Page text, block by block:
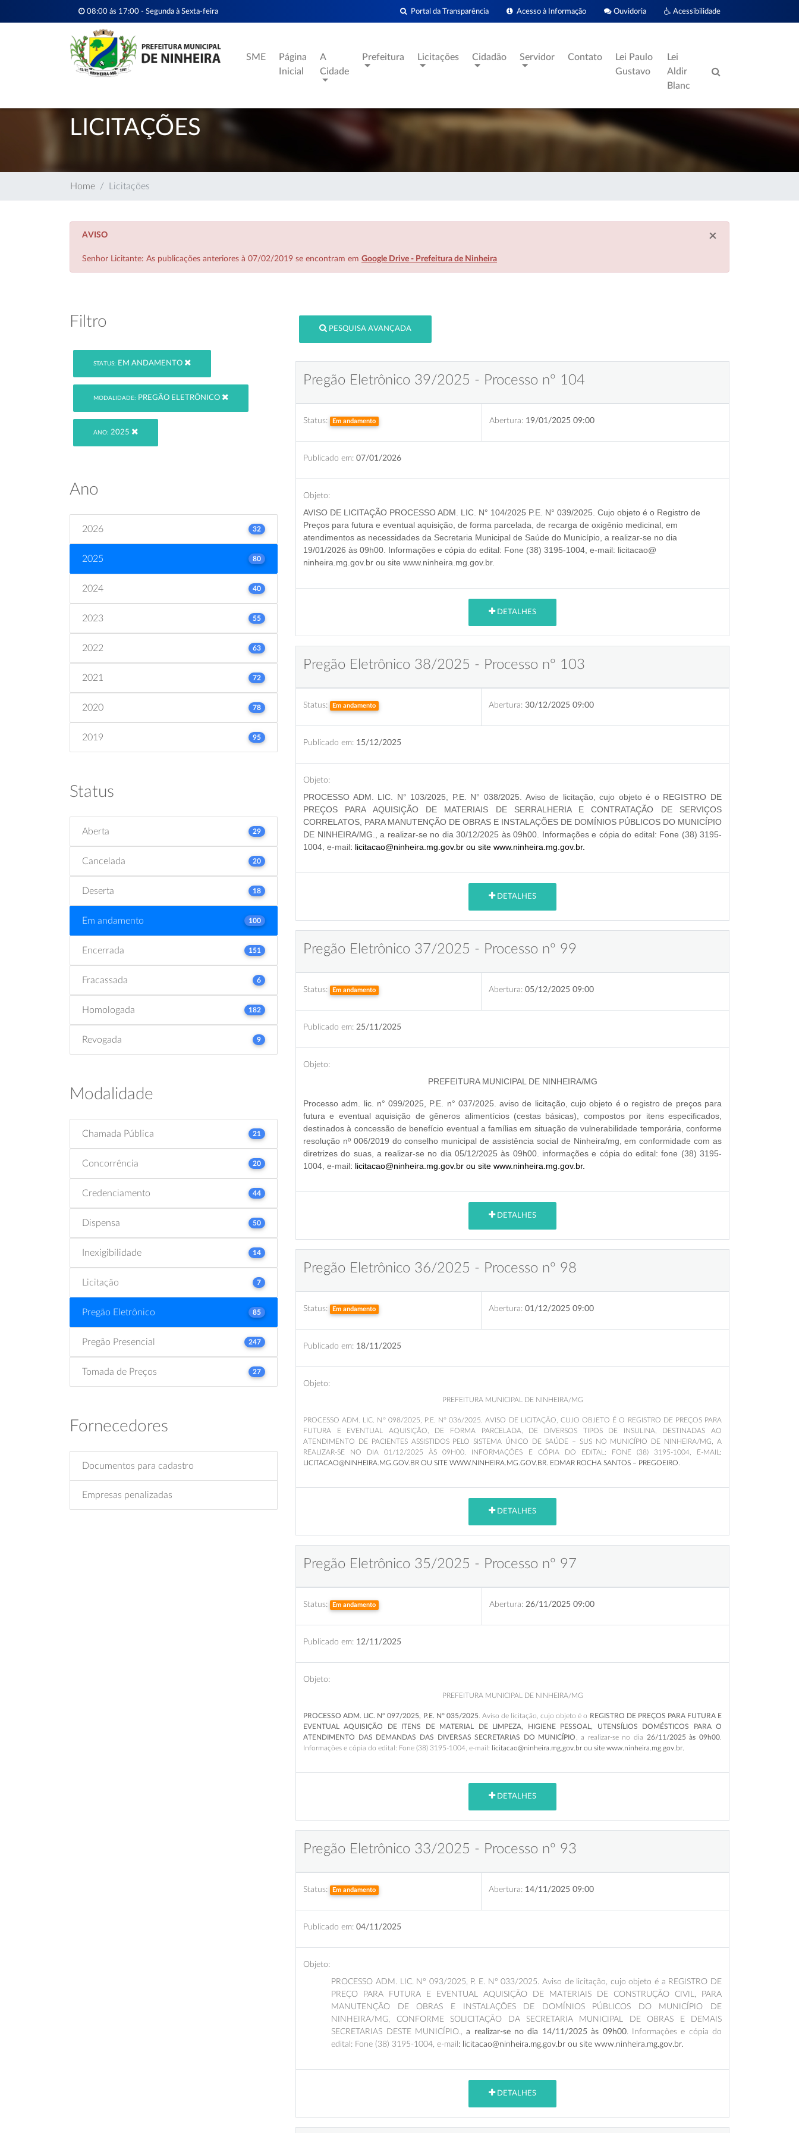
08:00 ás 17:00 - Segunda à Sexta-feira Acessibilidade
Ouvidoria
Acesso à Informação
Portal da Transparência
SME
Página
Inicial
A
Cidade
Prefeitura Licitações Cidadão Servidor Contato
Lei Paulo
Gustavo
Lei
Aldir
Blanc
LICITAÇÕES
Home Licitações
×
AVISO
Senhor Licitante: As publicações anteriores à 07/02/2019 se encontram em Google Drive - Prefeitura de Ninheira
Filtro
STATUS: EM ANDAMENTO
MODALIDADE: PREGÃO ELETRÔNICO
ANO: 2025
Ano
2026 32
2025 80
2024 40
2023 55
2022 63
2021 72
2020 78
2019 95
Status
Aberta 29
Cancelada 20
Deserta 18
Em andamento 100
Encerrada 151
Fracassada 6
Homologada 182
Revogada 9
Modalidade
Chamada Pública 21
Concorrência 20
Credenciamento 44
Dispensa 50
Inexigibilidade 14
Licitação 7
Pregão Eletrônico 85
Pregão Presencial 247
Tomada de Preços 27
Fornecedores
Documentos para cadastro
Empresas penalizadas
PESQUISA AVANÇADA
Pregão Eletrônico 39/2025 - Processo nº 104
Status: Em andamento Abertura: 19/01/2025 09:00
Publicado em: 07/01/2026
Objeto:
AVISO DE LICITAÇÃO PROCESSO ADM. LIC. N° 104/2025 P.E. N° 039/2025 . Cujo objeto é o Registro de
Preços para futura e eventual aquisição, de forma parcelada, de recarga de oxigênio medicinal, em
atendimentos as necessidades da Secretaria Municipal de Saúde do Município , a realizar-se no dia
19/01/2026 às 09h00 . Informações e cópia do edital: Fone (38) 3195-1004, e-mail: licitacao@
ninheira.mg.gov.br ou site www.ninheira.mg.gov.br.
DETALHES
Pregão Eletrônico 38/2025 - Processo nº 103
Status: Em andamento Abertura: 30/12/2025 09:00
Publicado em: 15/12/2025
Objeto:
PROCESSO ADM. LIC. N° 103/2025, P.E. N° 038/2025. Aviso de licitação, cujo objeto é o REGISTRO DE
PREÇOS PARA AQUISIÇÃO DE MATERIAIS DE SERRALHERIA E CONTRATAÇÃO DE SERVIÇOS
CORRELATOS, PARA MANUTENÇÃO DE OBRAS E INSTALAÇÕES DE DOMÍNIOS PÚBLICOS DO MUNICÍPIO
DE NINHEIRA/MG., a realizar-se no dia 30/12/2025 às 09h00. Informações e cópia do edital: Fone (38) 3195-
1004, e-mail: licitacao@ninheira.mg.gov.br ou site www.ninheira.mg.gov.br.
DETALHES
Pregão Eletrônico 37/2025 - Processo nº 99
Status: Em andamento Abertura: 05/12/2025 09:00
Publicado em: 25/11/2025
Objeto:
PREFEITURA MUNICIPAL DE NINHEIRA/MG
Processo adm. lic. n° 099/2025, P.E. n° 037/2025. aviso de licitação, cujo objeto é o registro de preços para
futura e eventualaquisição de gêneros alimentícios (cestas básicas) , compostos por itens especificados,
destinados à concessão de benefício eventuala famílias em situação de vulnerabilidade temporária, conforme
resolução nº 006/2019 do conselho municipal de assistência social de Ninheira/mg, em conformidade com as
diretrizes do suas, a realizar-se no dia 05/12/2025 às 09h00. informações e cópia do edital: fone (38) 3195-
1004, e-mail: licitacao@ninheira.mg.gov.br ou site www.ninheira.mg.gov.br.
DETALHES
Pregão Eletrônico 36/2025 - Processo nº 98
Status: Em andamento Abertura: 01/12/2025 09:00
Publicado em: 18/11/2025
Objeto:
PREFEITURA MUNICIPAL DE NINHEIRA/MG
PROCESSO ADM. LIC. N° 098/2025, P.E. N° 036/2025. AVISO DE LICITAÇÃO, CUJO OBJETO É O REGISTRO DE PREÇOS PARA
FUTURA E EVENTUAL AQUISIÇÃO, DE FORMA PARCELADA, DE DIVERSOS TIPOS DE INSULINA, DESTINADAS AO
ATENDIMENTO DE PACIENTES ASSISTIDOS PELO SISTEMA ÚNICO DE SAÚDE – SUS NO MUNICÍPIO DE NINHEIRA/MG ,A
REALIZAR-SE NO DIA 01/12/2025
ÀS 09H00. INFORMAÇÕES E CÓPIA DO EDITAL: FONE (38) 3195-1004, E-MAIL :
LICITACAO@NINHEIRA.MG.GOV.BR OU SITE WWW.NINHEIRA.MG.GOV.BR . EDMAR ROCHA SANTOS – PREGOEIRO.
DETALHES
Pregão Eletrônico 35/2025 - Processo nº 97
Status: Em andamento Abertura: 26/11/2025 09:00
Publicado em: 12/11/2025
Objeto:
PREFEITURA MUNICIPAL DE NINHEIRA/MG
PROCESSO ADM. LIC. N° 097/2025, P.E. N° 035/2025 . Aviso de licitação, cujo objeto é o REGISTRO DE PREÇOS PARA FUTURA E
EVENTUAL AQUISIÇÃO DE ITENS DE MATERIAL DE LIMPEZA, HIGIENE PESSOAL, UTENSÍLIOS DOMÉSTICOS PARA O
ATENDIMENTO DAS DEMANDAS DAS DIVERSAS SECRETARIAS DO MUNICÍPIO
,a realizar-se no dia 26/11/2025 às 09h00
Informações e cópia do edital: Fone (38) 3195-1004, e-mail: licitacao@ninheira.mg.gov.br ou site www.ninheira.mg.gov.br
DETALHES
Pregão Eletrônico 33/2025 - Processo nº 93
Status: Em andamento Abertura: 14/11/2025 09:00
Publicado em: 04/11/2025
Objeto:
PROCESSO ADM. LIC. N° 093/2025, P. E. N° 033/2025. Aviso de licitação, cujo objeto é a REGISTRO DE
PREÇO PARA FUTURA E EVENTUAL AQUISIÇÃO DE MATERIAIS DE CONSTRUÇÃO CIVIL, PARA
MANUTENÇÃO DE OBRAS E INSTALAÇÕES DE DOMÍNIOS PÚBLICOS DO MUNICÍPIO DE
NINHEIRA/MG, CONFORME SOLICITAÇÃO DA SECRETARIA MUNICIPAL DE OBRAS E DEMAIS
SECRETARIAS DESTE MUNICÍPIO.,a realizar-se no dia 14/11/2025 às 09h00. Informações e cópia do
edital: Fone (38) 3195-1004, e-mail : licitacao@ninheira.mg.gov.br ou site www.ninheira.mg.gov.br.
DETALHES